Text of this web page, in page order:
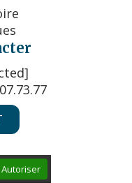
Autoriser